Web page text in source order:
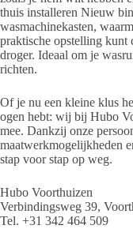
thuis installeren Nieuw
wasmachinekasten,
praktische opstelling kunt
droger. Ideaal om je
richten.
Of je nu een kleine klus
ogen hebt: wij bij Hubo
mee. Dankzij onze
maatwerkmogelijkheden
stap voor stap op weg.
Hubo Voorthuizen
Verbindingsweg 39,
Tel. +31 342 464 509